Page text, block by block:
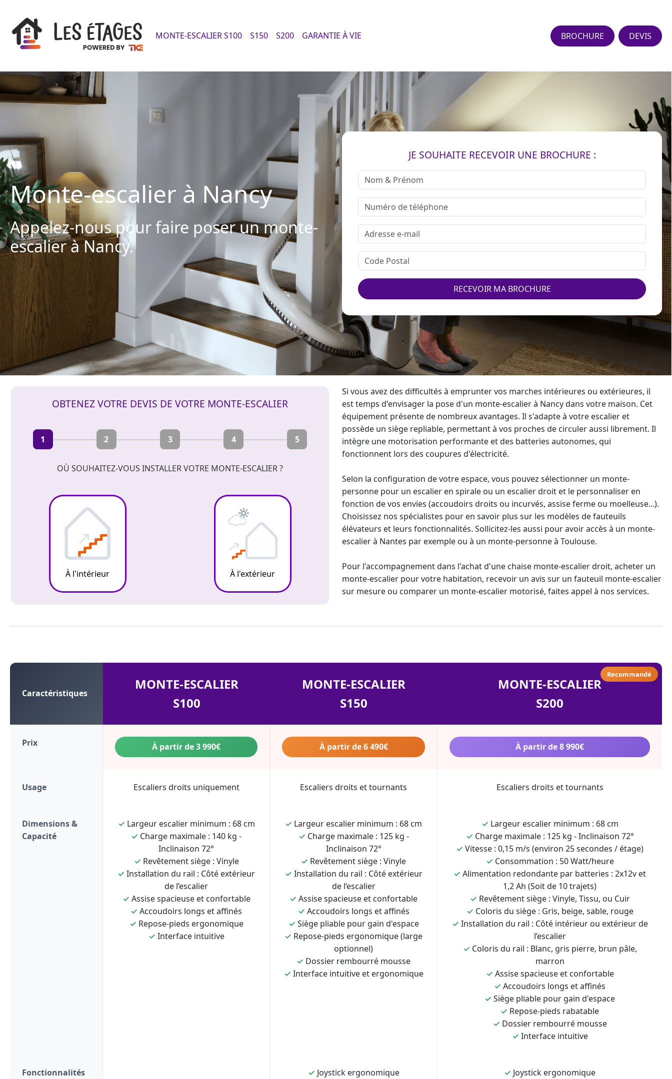
MONTE-ESCALIER S100 S150 S200 GARANTIE À VIE BROCHURE DEVIS
Monte-escalier à Nancy
Appelez-nous pour faire poser un monte-
escalier à Nancy.
JE SOUHAITE RECEVOIR UNE BROCHURE :
RECEVOIR MA BROCHURE
OBTENEZ VOTRE DEVIS DE VOTRE MONTE-ESCALIER
1 2 3 4 5
OÙ SOUHAITEZ-VOUS INSTALLER VOTRE MONTE-ESCALIER ?
À l'intérieur À l'extérieur
Si vous avez des difficultés à emprunter vos marches intérieures ou extérieures, il
est temps d'envisager la pose d'un monte-escalierà Nancy dans votre maison. Cet
équipement présente de nombreux avantages. Il s'adapte à votre escalier et
possède un siège repliable, permettant à vos proches de circuler aussi librement. Il
intègre une motorisation performante et des batteries autonomes, qui
fonctionnent lors des coupures d'électricité.
Selon la configuration de votre espace, vous pouvez sélectionner un monte-
personne pour un escalier en spirale ou un escalier droit et le personnaliser en
fonction de vos envies (accoudoirs droits ou incurvés, assise ferme ou moelleuse...).
Choisissez nos spécialistes pour en savoir plus sur les modèles de fauteuils
élévateurs et leurs fonctionnalités. Sollicitez-les aussi pour avoir accès à un monte-
escalier à Nantes par exemple ou à un monte-personneà Toulouse.
Pour l'accompagnement dans l'achat d'une chaise monte-escalier droit, acheter un
monte-escalier pour votre habitation, recevoir un avis sur un fauteuil monte-escalier
sur mesure ou comparer un monte-escalier motorisé, faites appel à nos services.
Caractéristiques
MONTE-ESCALIER
S100
MONTE-ESCALIER
S150
MONTE-ESCALIER
S200
Recommandé
Prix À partir de 3 990€ À partir de 6 490€ À partir de 8 990€
Usage Escaliers droits uniquement Escaliers droits et tournants Escaliers droits et tournants
Dimensions &
Capacité
✓ Largeur escalier minimum : 68 cm
✓ Charge maximale : 140 kg -
Inclinaison 72°
✓ Revêtement siège : Vinyle
✓ Installation du rail : Côté extérieur
de l’escalier
✓ Assise spacieuse et confortable
✓ Accoudoirs longs et affinés
✓ Repose-pieds ergonomique
✓ Interface intuitive
✓ Largeur escalier minimum : 68 cm
✓ Charge maximale : 125 kg -
Inclinaison 72°
✓ Revêtement siège : Vinyle
✓ Installation du rail : Côté extérieur
de l’escalier
✓ Assise spacieuse et confortable
✓ Accoudoirs longs et affinés
✓ Siège pliable pour gain d'espace
✓ Repose-pieds ergonomique (large
optionnel)
✓ Dossier rembourré mousse
✓ Interface intuitive et ergonomique
✓ Largeur escalier minimum : 68 cm
✓ Charge maximale : 125 kg - Inclinaison 72°
✓ Vitesse : 0,15 m/s (environ 25 secondes / étage)
✓ Consommation : 50 Watt/heure
✓ Alimentation redondante par batteries : 2x12v et
1,2 Ah (Soit de 10 trajets)
✓ Revêtement siège : Vinyle, Tissu, ou Cuir
✓ Coloris du siège : Gris, beige, sable, rouge
✓ Installation du rail : Côté intérieur ou extérieur de
l’escalier
✓ Coloris du rail : Blanc, gris pierre, brun pâle,
marron
✓ Assise spacieuse et confortable
✓ Accoudoirs longs et affinés
✓ Siège pliable pour gain d'espace
✓ Repose-pieds rabatable
✓ Dossier rembourré mousse
✓ Interface intuitive
Fonctionnalités
✓ Joystick ergonomique
✓ Joystick ergonomique